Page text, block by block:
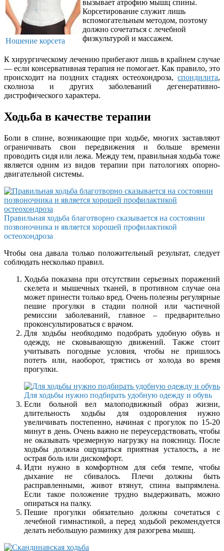
Ношение корсета
вызывает атрофию мышц спины.
Корсетирование служит лишь
вспомогательным методом, поэтому
должно сочетаться с лечебной
физкультурой и массажем.
К хирургическому лечению прибегают лишь в крайнем случае
— если консервативная терапия не помогает. Как правило, это
происходит на поздних стадиях остеохондроза, спондилита,
сколиоза и других заболеваний дегенеративно-
дистрофического характера.
Ходьба в качестве терапии
Боли в спине, возникающие при ходьбе, многих заставляют
ограничивать свои передвижения и больше времени
проводить сидя или лежа. Между тем, правильная ходьба тоже
является одним из видов терапии при патологиях опорно-
двигательной системы.
Правильная ходьба благотворно сказывается на состоянии
позвоночника и является хорошей профилактикой
остеохондроза
Чтобы она давала только положительный результат, следует
соблюдать несколько правил.
Ходьба показана при отсутствии серьезных поражений
скелета и мышечных тканей, в противном случае она
может принести только вред. Очень полезны регулярные
пешие прогулки в стадии полной или частичной
ремиссии заболеваний, главное – предварительно
проконсультироваться с врачом.
Для ходьбы необходимо подобрать удобную обувь и
одежду, не сковывающую движений. Также стоит
учитывать погодные условия, чтобы не пришлось
потеть или, наоборот, трястись от холода во время
прогулки.
Для ходьбы нужно подбирать удобную одежду и обувь
Если больной вел малоподвижный образ жизни,
длительность ходьбы для оздоровления нужно
увеличивать постепенно, начиная с прогулок по 15-20
минут в день. Очень важно не переусердствовать, чтобы
не оказывать чрезмерную нагрузку на поясницу. После
ходьбы должна ощущаться приятная усталость, а не
острая боль или дискомфорт.
Идти нужно в комфортном для себя темпе, чтобы
дыхание не сбивалось. Плечи должны быть
расправленными, живот втянут, спина выпрямлена.
Если такое положение трудно выдерживать, можно
опираться на палку.
Пешие прогулки обязательно должны сочетаться с
лечебной гимнастикой, а перед ходьбой рекомендуется
делать небольшую разминку для разогрева мышц.